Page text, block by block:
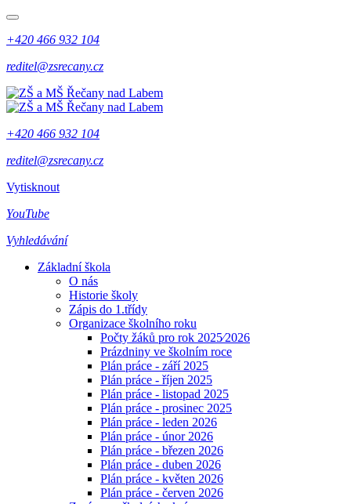
+420 466 932 104
reditel@zsrecany.cz
+420 466 932 104
reditel@zsrecany.cz
Vytisknout
YouTube
Vyhledávání
Základní škola
O nás
Historie školy
Zápis do 1.třídy
Organizace školního roku
Počty žáků pro rok 2025⁄2026
Prázdniny ve školním roce
Plán práce - září 2025
Plán práce - říjen 2025
Plán práce - listopad 2025
Plán práce - prosinec 2025
Plán práce - leden 2026
Plán práce - únor 2026
Plán práce - březen 2026
Plán práce - duben 2026
Plán práce - květen 2026
Plán práce - červen 2026